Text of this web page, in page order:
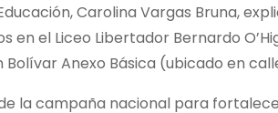
Carolina Vargas Bruna,
en el Liceo Libertador Bernardo
Bolívar Anexo Básica (ubicado en
la campaña nacional para